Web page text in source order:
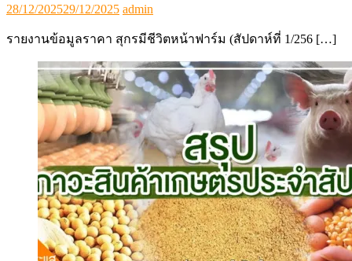
Posted
28/12/202529/12/2025 Author
admin
รายงานข้อมูลราคา สุกรมีชีวิตหน้าฟาร์ม (สัปดาห์ที่ 1/256 […]